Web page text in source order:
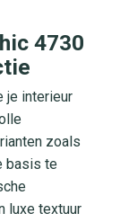
4730
je interieur
zoals
basis te
luxe textuur